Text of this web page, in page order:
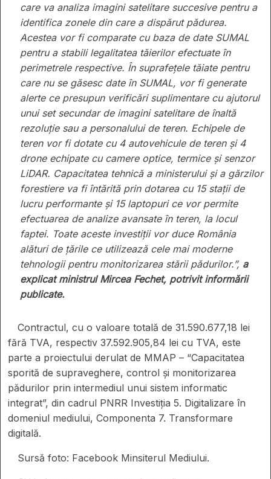
care va analiza imagini satelitare succesive pentru a
identifica zonele din care a dispărut pădurea.
Acestea vor fi comparate cu baza de date SUMAL
pentru a stabili legalitatea tăierilor efectuate în
perimetrele respective. În suprafețele tăiate pentru
care nu se găsesc date în SUMAL, vor fi generate
alerte ce presupun verificări suplimentare cu ajutorul
unui set secundar de imagini satelitare de înaltă
rezoluție sau a personalului de teren. Echipele de
teren vor fi dotate cu 4 autovehicule de teren și 4
drone echipate cu camere optice, termice și senzor
LiDAR. Capacitatea tehnică a ministerului și a gărzilor
forestiere va fi întărită prin dotarea cu 15 stații de
lucru performante și 15 laptopuri ce vor permite
efectuarea de analize avansate în teren, la locul
faptei. Toate aceste investiții vor duce România
alături de țările ce utilizează cele mai moderne
tehnologii pentru monitorizarea stării pădurilor.”, a
explicat ministrul Mircea Fechet, potrivit informării
publicate.
Contractul, cu o valoare totală de 31.590.677,18 lei
fără TVA, respectiv 37.592.905,84 lei cu TVA, este
parte a proiectului derulat de MMAP – “Capacitatea
sporită de supraveghere, control și monitorizarea
pădurilor prin intermediul unui sistem informatic
integrat”, din cadrul PNRR Investiția 5. Digitalizare în
domeniul mediului, Componenta 7. Transformare
digitală.
Sursă foto: Facebook Minsiterul Mediului.